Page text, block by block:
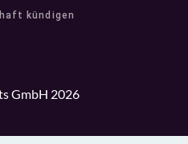
kündigen
GmbH 2026